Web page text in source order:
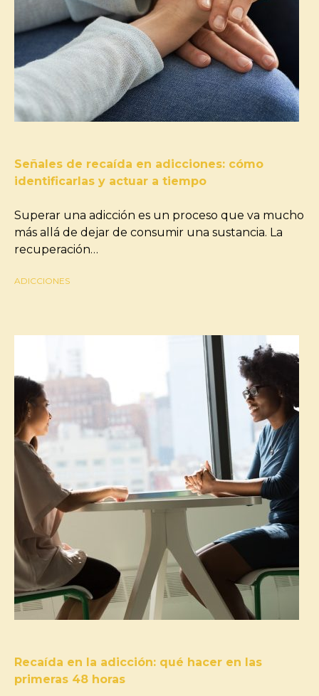
Señales de recaída en adicciones: cómo
identificarlas y actuar a tiempo
Superar una adicción es un proceso que va mucho
más allá de dejar de consumir una sustancia. La
recuperación…
ADICCIONES
Recaída en la adicción: qué hacer en las
primeras 48 horas